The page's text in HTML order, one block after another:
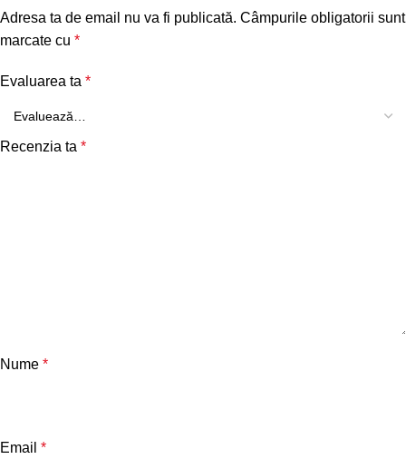
Adresa ta de email nu va fi publicată. Câmpurile obligatorii sunt
marcate cu *
Evaluarea ta *
Recenzia ta *
Nume *
Email *